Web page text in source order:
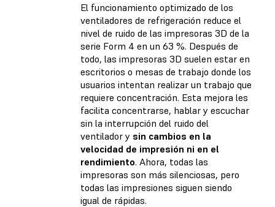
El funcionamiento optimizado de los
ventiladores de refrigeración reduce el
nivel de ruido de las impresoras 3D de la
serie Form 4 en un 63 %. Después de
todo, las impresoras 3D suelen estar en
escritorios o mesas de trabajo donde los
usuarios intentan realizar un trabajo que
requiere concentración. Esta mejora les
facilita concentrarse, hablar y escuchar
sin la interrupción del ruido del
ventilador y sin cambios en la
velocidad de impresión ni en el
rendimiento. Ahora, todas las
impresoras son más silenciosas, pero
todas las impresiones siguen siendo
igual de rápidas.